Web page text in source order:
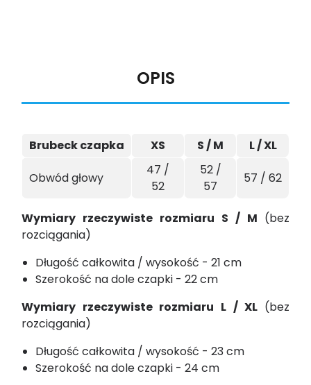
OPIS
Brubeck czapka XS S / M L / XL
Obwód głowy
47 /
52
52 /
57
57 / 62
Wymiary rzeczywiste rozmiaru S / M (bez
rozciągania)
Długość całkowita / wysokość - 21 cm
Szerokość na dole czapki - 22 cm
Wymiary rzeczywiste rozmiaru L / XL (bez
rozciągania)
Długość całkowita / wysokość - 23 cm
Szerokość na dole czapki - 24 cm